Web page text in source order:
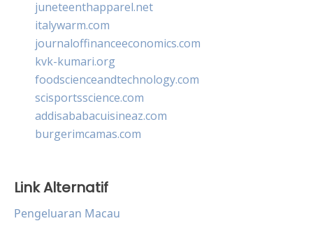
juneteenthapparel.net
italywarm.com
journaloffinanceeconomics.com
kvk-kumari.org
foodscienceandtechnology.com
scisportsscience.com
addisababacuisineaz.com
burgerimcamas.com
Link Alternatif
Pengeluaran Macau